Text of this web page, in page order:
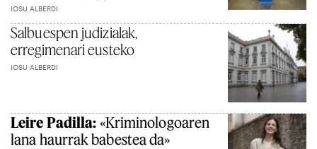
IOSU ALBERDI
Salbuespen judizialak,
erregimenari eusteko
IOSU ALBERDI
Leire Padilla: «Kriminologoaren
lana haurrak babestea da»